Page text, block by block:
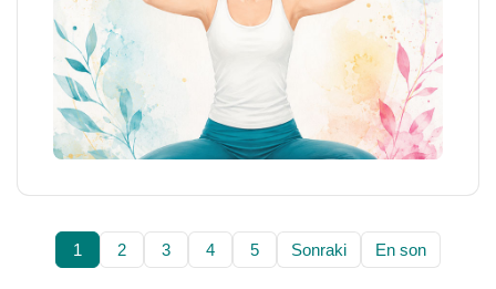
1 2 3 4 5 Sonraki En son